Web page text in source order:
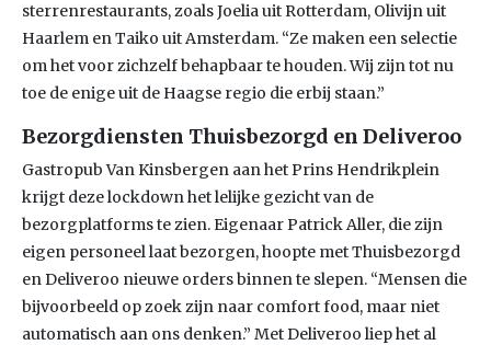
sterrenrestaurants, zoals Joelia uit Rotterdam, Olivijn uit
Haarlem en Taiko uit Amsterdam. “Ze maken een selectie
om het voor zichzelf behapbaar te houden. Wij zijn tot nu
toe de enige uit de Haagse regio die erbij staan.”
Bezorgdiensten Thuisbezorgd en Deliveroo
Gastropub Van Kinsbergen aan het Prins Hendrikplein
krijgt deze lockdown het lelijke gezicht van de
bezorgplatforms te zien. Eigenaar Patrick Aller, die zijn
eigen personeel laat bezorgen, hoopte met Thuisbezorgd
en Deliveroo nieuwe orders binnen te slepen. “Mensen die
bijvoorbeeld op zoek zijn naar comfort food, maar niet
automatisch aan ons denken.” Met Deliveroo liep het al